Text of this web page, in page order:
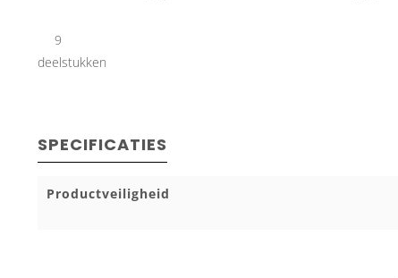
9
deelstukken
SPECIFICATIES
Productveiligheid